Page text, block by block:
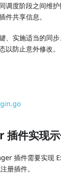
调度阶段之间维
件共享信息。
、实施适当的同
以防止意外修改。
插件实现
插件需要实现
册插件。